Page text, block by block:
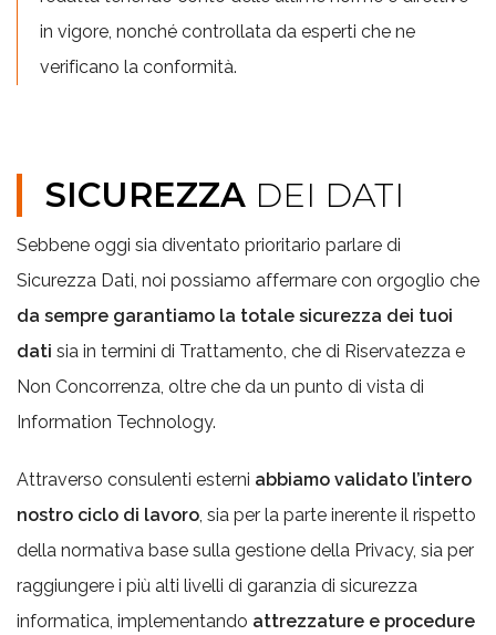
in vigore, nonché controllata da esperti che ne
verificano la conformità.
SICUREZZA DEI DATI
Sebbene oggi sia diventato prioritario parlare di
Sicurezza Dati, noi possiamo affermare con orgoglio che
da sempre garantiamo la totale sicurezza dei tuoi
dati sia in termini di Trattamento, che di Riservatezza e
Non Concorrenza, oltre che da un punto di vista di
Information Technology.
Attraverso consulenti esterni abbiamo validato l’intero
nostro ciclo di lavoro , sia per la parte inerente il rispetto
della normativa base sulla gestione della Privacy, sia per
raggiungere i più alti livelli di garanzia di sicurezza
informatica, implementando attrezzature e procedure